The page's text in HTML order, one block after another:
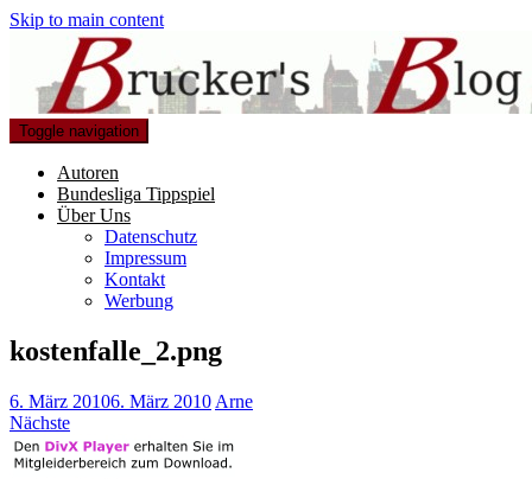
Skip to main content
Toggle navigation
Autoren
Bundesliga Tippspiel
Über Uns
Datenschutz
Impressum
Kontakt
Werbung
kostenfalle_2.png
6. März 20106. März 2010 Arne
Nächste